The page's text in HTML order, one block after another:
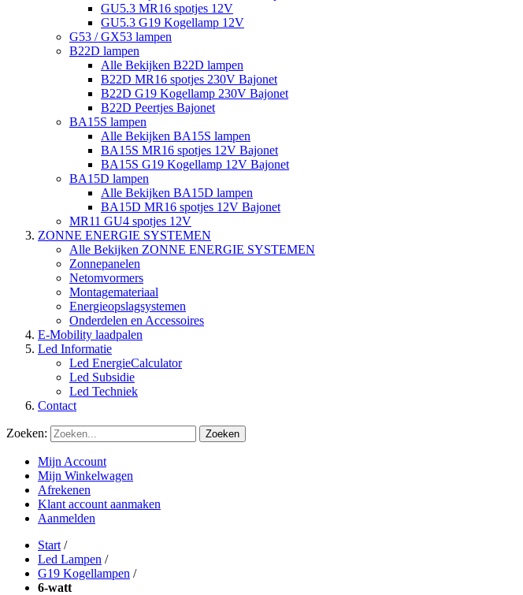
GU5.3 MR16 spotjes 12V
GU5.3 G19 Kogellamp 12V
G53 / GX53 lampen
B22D lampen
Alle Bekijken B22D lampen
B22D MR16 spotjes 230V Bajonet
B22D G19 Kogellamp 230V Bajonet
B22D Peertjes Bajonet
BA15S lampen
Alle Bekijken BA15S lampen
BA15S MR16 spotjes 12V Bajonet
BA15S G19 Kogellamp 12V Bajonet
BA15D lampen
Alle Bekijken BA15D lampen
BA15D MR16 spotjes 12V Bajonet
MR11 GU4 spotjes 12V
ZONNE ENERGIE SYSTEMEN
Alle Bekijken ZONNE ENERGIE SYSTEMEN
Zonnepanelen
Netomvormers
Montagemateriaal
Energieopslagsystemen
Onderdelen en Accessoires
E-Mobility laadpalen
Led Informatie
Led EnergieCalculator
Led Subsidie
Led Techniek
Contact
Zoeken: Zoeken
Mijn Account
Mijn Winkelwagen
Afrekenen
Klant account aanmaken
Aanmelden
Start /
Led Lampen /
G19 Kogellampen /
6-watt